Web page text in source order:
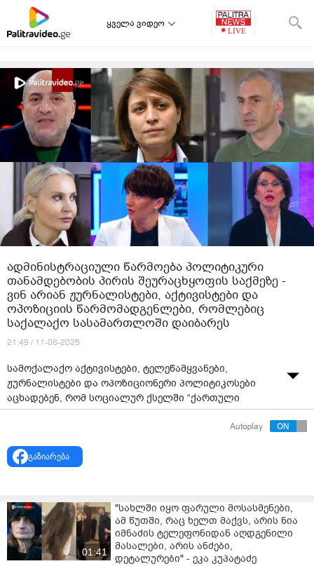
ყველა ვიდეო
ადმინისტრაციული წარმოება პოლიტიკური
თანამდებობის პირის შეურაცხყოფის საქმეზე -
ვინ არიან ჟურნალისტები, აქტივისტები და
ოპოზიციის წარმომადგენლები, რომლებიც
საქალაქო სასამართლოში დაიბარეს
21:49 / 11-06-2025
სამოქალაქო აქტივისტები, ტელეწამყვანები,
ჟურნალისტები და ოპოზიციონერი პოლიტიკოსები
აცხადებენ, რომ სოციალურ ქსელში “ქართული
ოცნების” დეპუტატების შეურაცხყოფისთვის
ტელეწამყვან ნანუკა ჟორჟოლიანის ინფორმაციით,
სასამართლოში დაბარებულები არიან: მისი შვილი,
სუბელიანი, ტელეწამყვანი - ეკა მიშველაძე,
ოპოზიციონერები - ელენე ხოშტარია, ალეკო
ელისაშვილი, "საფარის" დამფუძნებელი - ბაია
პატარაია, ეროვნული ბანკის ყოფილი პრეზიდენტი -
Autoplay
გაზიარება
01:41
"სახლში იყო ფარული მოსასმენები,
ამ წუთში, რაც ხელთ მაქვს, არის ნია
იმნაძის ტელეფონიდან აღდგენილი
მასალები, არის ანძები,
დეტალურები" - ეკა კუპატაძე